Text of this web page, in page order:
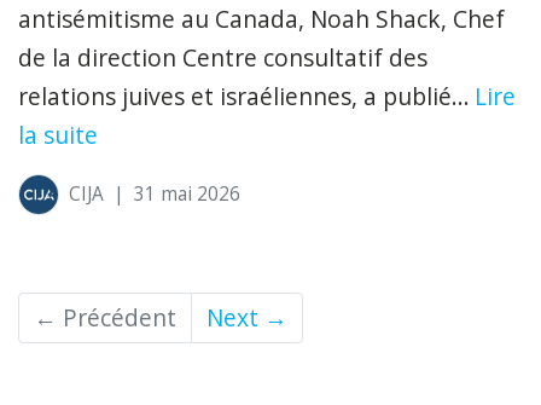
antisémitisme au Canada, Noah Shack, Chef
de la direction Centre consultatif des
relations juives et israéliennes, a publié... Lire
la suite
CIJA | 31 mai 2026
← Précédent Next →